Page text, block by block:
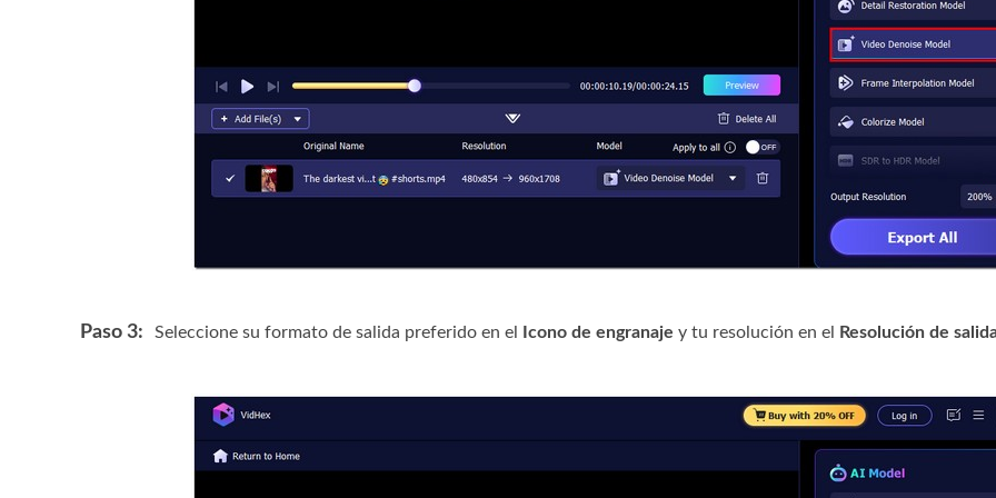
Paso 3: Seleccione su formato de salida preferido en el Icono de engranaje y tu resolución en el Resolución de